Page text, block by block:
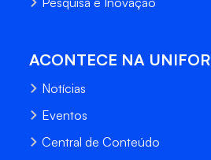
ACONTECE NA UNIFOR
Notícias
Eventos
Central de Conteúdo